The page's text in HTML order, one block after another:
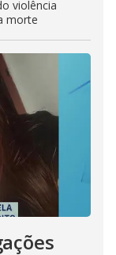
violência
morte